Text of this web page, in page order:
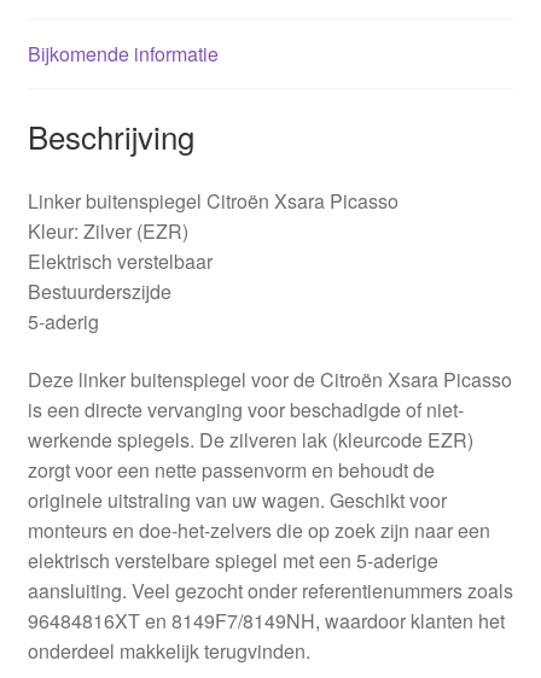
Bijkomende informatie
Beschrijving
Linker buitenspiegel Citroën Xsara Picasso
Kleur: Zilver (EZR)
Elektrisch verstelbaar
Bestuurderszijde
5-aderig
Deze linker buitenspiegel voor de Citroën Xsara Picasso
is een directe vervanging voor beschadigde of niet-
werkende spiegels. De zilveren lak (kleurcode EZR)
zorgt voor een nette passenvorm en behoudt de
originele uitstraling van uw wagen. Geschikt voor
monteurs en doe-het-zelvers die op zoek zijn naar een
elektrisch verstelbare spiegel met een 5-aderige
aansluiting. Veel gezocht onder referentienummers zoals
96484816XT en 8149F7/8149NH, waardoor klanten het
onderdeel makkelijk terugvinden.